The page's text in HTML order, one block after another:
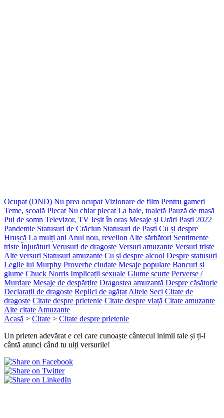
Ocupat (DND) Nu prea ocupat Vizionare de film Pentru gameri
Teme, școală Plecat Nu chiar plecat La baie, toaletă Pauză de masă
Pui de somn Televizor, TV Ieșit în oraș Mesaje și Urări Paști 2022
Pandemie Statusuri de Crăciun Statusuri de Paști Cu și despre
Hrușcă La mulți ani Anul nou, revelion Alte sărbători Sentimente
triste Înjurături Verusuri de dragoste Versuri amuzante Versuri triste
Alte versuri Statusuri amuzante Cu și despre alcool Despre statusuri
Legile lui Murphy Proverbe ciudate Mesaje populare Bancuri și
glume Chuck Norris Implicații sexuale Glume scurte Perverse /
Murdare Mesaje de despărțire Dragostea amuzantă Despre căsătorie
Declarații de dragoste Replici de agățat Altele Seci Citate de
dragoste Citate despre prietenie Citate despre viață Citate amuzante
Alte citate Amuzante
Acasă > Citate > Citate despre prietenie
Un prieten adevărat e cel care cunoaște cântecul inimii tale și ți-l
cântă atunci când tu uiți versurile!